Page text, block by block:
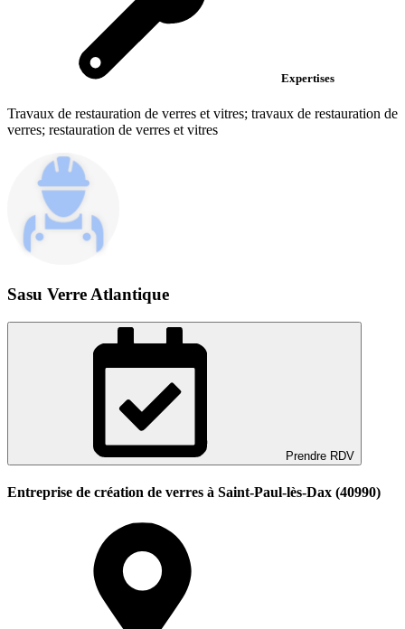
Expertises
Travaux de restauration de verres et vitres; travaux de restauration de
verres; restauration de verres et vitres
Sasu Verre Atlantique
Prendre RDV
Entreprise de création de verres à Saint-Paul-lès-Dax (40990)